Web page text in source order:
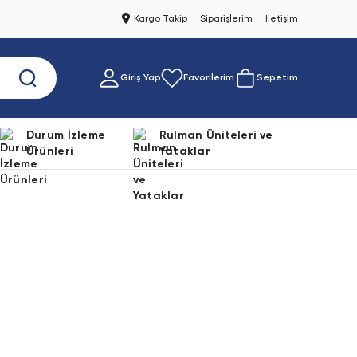
Kargo Takip Siparişlerim İletişim
Giriş Yap Favorilerim Sepetim
Durum İzleme
Ürünleri
Rulman Üniteleri ve
Yataklar